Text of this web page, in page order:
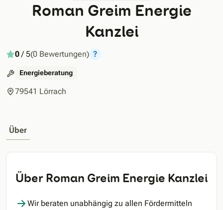
Roman Greim Energie
Kanzlei
0/ 5(0 Bewertungen) ?
Energieberatung
79541 Lörrach
Über
Über Roman Greim Energie Kanzlei
Wir beraten unabhängig zu allen Fördermitteln